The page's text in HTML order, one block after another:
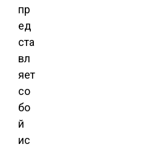
пр
ед
ста
вл
яет
со
бо
й
ис